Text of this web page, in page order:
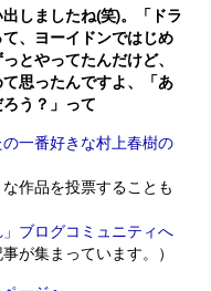
しましたね(笑)。「ドラ
、ヨーイドンではじめ
とやってたんだけど、
思ったんですよ、「あ
う？」って
一番好きな村上春樹の
作品を投票することも
ブログコミュニティへ
が集まっています。）